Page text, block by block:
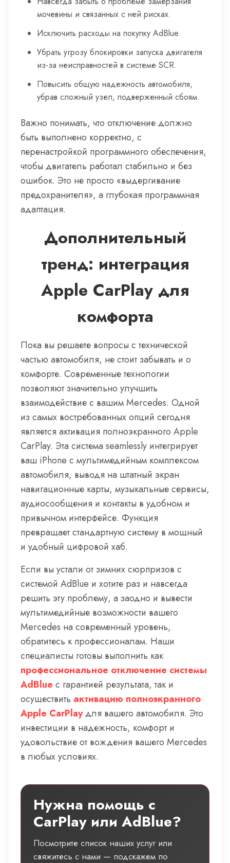
мочевины и связанных с ней рисках.
Исключить расходы на покупку AdBlue.
Убрать угрозу блокировки запуска двигателя
из-за неисправностей в системе SCR.
Повысить общую надежность автомобиля,
убрав сложный узел, подверженный сбоям.
Важно понимать, что отключение должно
быть выполнено корректно, с
перенастройкой программного обеспечения,
чтобы двигатель работал стабильно и без
ошибок. Это не просто «выдергивание
предохранителя», а глубокая программная
адаптация.
Дополнительный
тренд: интеграция
Apple CarPlay для
комфорта
Пока вы решаете вопросы с технической
частью автомобиля, не стоит забывать и о
комфорте. Современные технологии
позволяют значительно улучшить
взаимодействие с вашим Mercedes. Одной
из самых востребованных опций сегодня
является активация полноэкранного Apple
CarPlay. Эта система seamlessly интегрирует
ваш iPhone с мультимедийным комплексом
автомобиля, выводя на штатный экран
навигационные карты, музыкальные сервисы,
аудиосообщения и контакты в удобном и
привычном интерфейсе. Функция
превращает стандартную систему в мощный
и удобный цифровой хаб.
Если вы устали от зимних сюрпризов с
системой AdBlue и хотите раз и навсегда
решить эту проблему, а заодно и вывести
мультимедийные возможности вашего
Mercedes на современный уровень,
обратитесь к профессионалам. Наши
специалисты готовы выполнить как
профессиональное отключение системы
AdBlue с гарантией результата, так и
осуществить активацию полноэкранного
Apple CarPlayдля вашего автомобиля. Это
инвестиции в надежность, комфорт и
удовольствие от вождения вашего Mercedes
в любых условиях.
Нужна помощь с
CarPlay или AdBlue?
Посмотрите список наших услуг или
свяжитесь с нами — подскажем по